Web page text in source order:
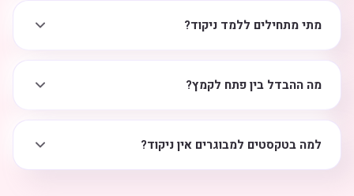
מתי מתחילים ללמד ניקוד?
מה ההבדל בין פתח לקמץ?
למה בטקסטים למבוגרים אין ניקוד?